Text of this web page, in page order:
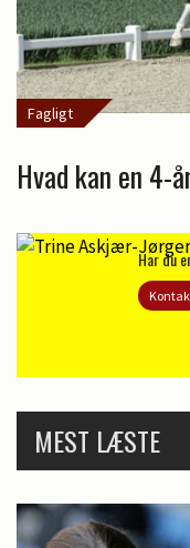
Fagligt
Hvad kan en 4-
Har du
MEST LÆSTE